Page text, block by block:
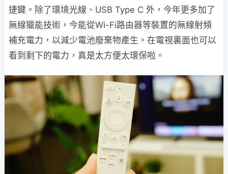
捷鍵。除了環境光線、USB Type C 外，今年更多加了
無線獵能技術，今能從Wi-Fi路由器等裝置的無線射頻
補充電力，以減少電池廢棄物產生。在電視裏面也可以
看到剩下的電力，真是太方便太環保啦。